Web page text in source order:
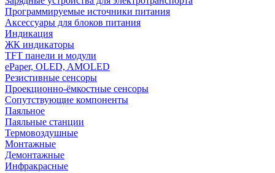
Программируемые источники питания
Аксессуары для блоков питания
Индикация
ЖК индикаторы
TFT панели и модули
ePaper, OLED, AMOLED
Резистивные сенсоры
Проекционно-ёмкостные сенсоры
Сопутствующие компоненты
Паяльное
Паяльные станции
Термовоздушные
Монтажные
Демонтажные
Инфракрасные